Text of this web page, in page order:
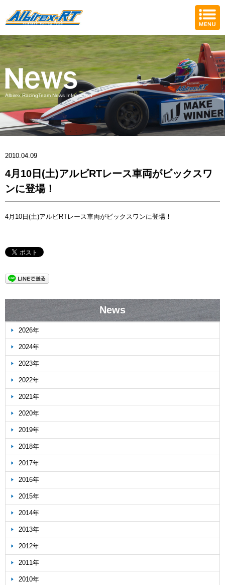
Albirex RacingTeam News Information
2010.04.09
4月10日(土)アルビRTレース車両がビックスワ
ンに登場！
4月10日(土)アルビRTレース車両がビックスワンに登場！
News
2026年
2024年
2023年
2022年
2021年
2020年
2019年
2018年
2017年
2016年
2015年
2014年
2013年
2012年
2011年
2010年